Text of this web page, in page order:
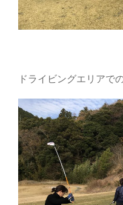
ドライビングエリアで